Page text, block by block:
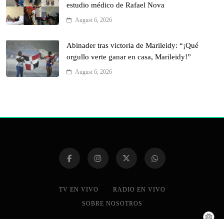
estudio médico de Rafael Nova
August 6, 2026
Abinader tras victoria de Marileidy: “¡Qué
orgullo verte ganar en casa, Marileidy!”
August 6, 2026
TV EN VIVO
RADIO EN VIVO
SOBRE NOSOTROS